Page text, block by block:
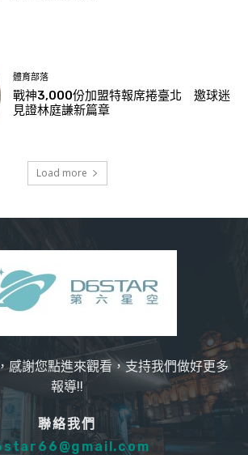
體育部落
戰神3,000份加盟特報席捲臺北 邀球迷
見證林庭謙新篇章
Load more
感謝您點進來觀看，支持我們做好更多
報導!!
聯絡我們